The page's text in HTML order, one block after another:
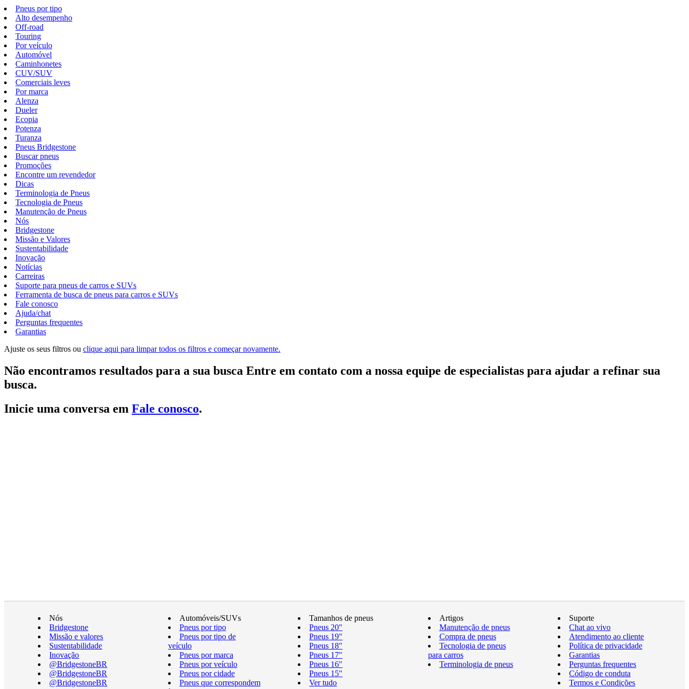
Pneus por tipo
Alto desempenho
Off-road
Touring
Por veículo
Automóvel
Caminhonetes
CUV/SUV
Comerciais leves
Por marca
Alenza
Dueler
Ecopia
Potenza
Turanza
Pneus Bridgestone
Buscar pneus
Promoções
Encontre um revendedor
Dicas
Terminologia de Pneus
Tecnologia de Pneus
Manutenção de Pneus
Nós
Bridgestone
Missão e Valores
Sustentabilidade
Inovação
Notícias
Carreiras
Suporte para pneus de carros e SUVs
Ferramenta de busca de pneus para carros e SUVs
Fale conosco
Ajuda/chat
Perguntas frequentes
Garantias
Ajuste os seus filtros ou clique aqui para limpar todos os filtros e começar novamente.
Não encontramos resultados para a sua busca Entre em contato com a nossa equipe de especialistas para ajudar a refinar sua
busca.
Inicie uma conversa em Fale conosco.
Nós
Bridgestone
Missão e valores
Sustentabilidade
Inovação
@BridgestoneBR
@BridgestoneBR
@BridgestoneBR
Automóveis/SUVs
Pneus por tipo
Pneus por tipo de
veículo
Pneus por marca
Pneus por veículo
Pneus por cidade
Pneus que correspondem
Tamanhos de pneus
Pneus 20"
Pneus 19"
Pneus 18"
Pneus 17"
Pneus 16"
Pneus 15"
Ver tudo
Artigos
Manutenção de pneus
Compra de pneus
Tecnologia de pneus
para carros
Terminologia de pneus
Suporte
Chat ao vivo
Atendimento ao cliente
Política de privacidade
Garantias
Perguntas frequentes
Código de conduta
Termos e Condições